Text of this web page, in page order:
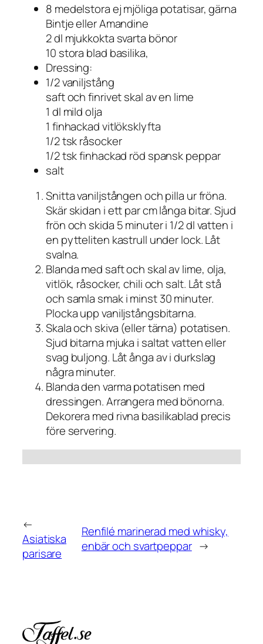
8 medelstora ej mjöliga potatisar, gärna
Bintje eller Amandine
2 dl mjukkokta svarta bönor
10 stora blad basilika,
Dressing:
1/2 vaniljstång
saft och finrivet skal av en lime
1 dl mild olja
1 finhackad vitlöksklyfta
1/2 tsk råsocker
1/2 tsk finhackad röd spansk peppar
salt
Snitta vaniljstången och pilla ur fröna.
Skär skidan i ett par cm långa bitar. Sjud
frön och skida 5 minuter i 1/2 dl vatten i
en pytteliten kastrull under lock. Låt
svalna.
Blanda med saft och skal av lime, olja,
vitlök, råsocker, chili och salt. Låt stå
och samla smak i minst 30 minuter.
Plocka upp vaniljstångsbitarna.
Skala och skiva (eller tärna) potatisen.
Sjud bitarna mjuka i saltat vatten eller
svag buljong. Låt ånga av i durkslag
några minuter.
Blanda den varma potatisen med
dressingen. Arrangera med bönorna.
Dekorera med rivna basilikablad precis
före servering.
←
Asiatiska
parisare
Renfilé marinerad med whisky,
enbär och svartpeppar →